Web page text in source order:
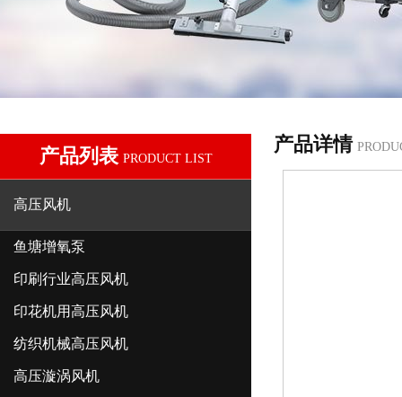
产品列表 PRODUCT LIST
高压风机
鱼塘增氧泵
印刷行业高压风机
印花机用高压风机
纺织机械高压风机
高压漩涡风机
产品详情